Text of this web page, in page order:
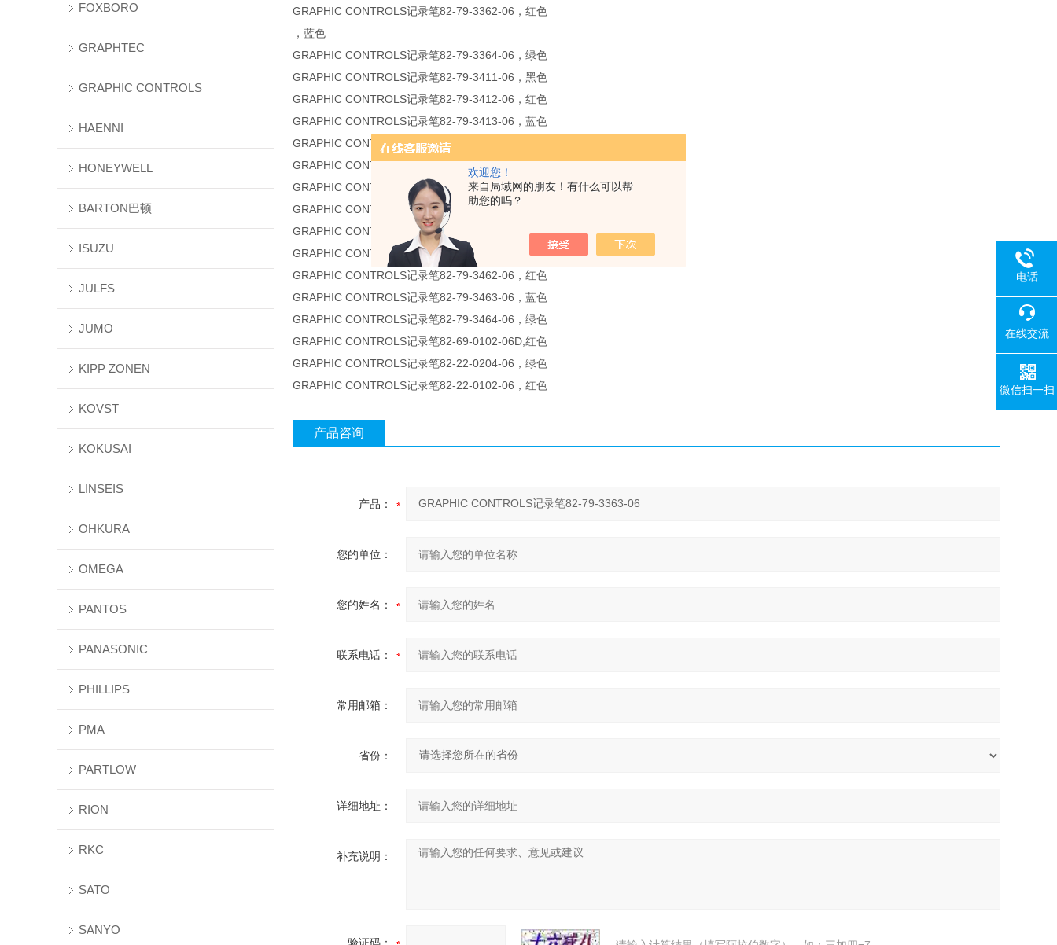
欢迎您！
来自局域网的朋友！有什么可以帮
助您的吗？
FOXBORO
GRAPHTEC
GRAPHIC CONTROLS
HAENNI
HONEYWELL
BARTON巴顿
ISUZU
JULFS
JUMO
KIPP ZONEN
KOVST
KOKUSAI
LINSEIS
OHKURA
OMEGA
PANTOS
PANASONIC
PHILLIPS
PMA
PARTLOW
RION
RKC
SATO
SANYO
GRAPHIC CONTROLS记录笔82-79-3362-06，红色
，蓝色
GRAPHIC CONTROLS记录笔82-79-3364-06，绿色
GRAPHIC CONTROLS记录笔82-79-3411-06，黑色
GRAPHIC CONTROLS记录笔82-79-3412-06，红色
GRAPHIC CONTROLS记录笔82-79-3413-06，蓝色
GRAPHIC CONTROLS记录笔82-79-3414-06，绿色
GRAPHIC CONTROLS记录笔82-79-3451-06，黑色
GRAPHIC CONTROLS记录笔82-79-3452-06，红色
GRAPHIC CONTROLS记录笔82-79-3453-06，蓝色
GRAPHIC CONTROLS记录笔82-79-3454-06，绿色
GRAPHIC CONTROLS记录笔82-79-3461-06，黑色
GRAPHIC CONTROLS记录笔82-79-3462-06，红色
GRAPHIC CONTROLS记录笔82-79-3463-06，蓝色
GRAPHIC CONTROLS记录笔82-79-3464-06，绿色
GRAPHIC CONTROLS记录笔82-69-0102-06D,红色
GRAPHIC CONTROLS记录笔82-22-0204-06，绿色
GRAPHIC CONTROLS记录笔82-22-0102-06，红色
产品咨询
产品：
您的单位：
您的姓名：
联系电话：
常用邮箱：
省份：
详细地址：
补充说明：
电话
在线交流
微信扫一扫